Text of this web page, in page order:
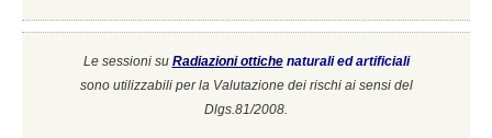
Le sessioni su Radiazioni ottiche naturali ed artificiali
sono utilizzabili per la Valutazione dei rischi ai sensi del
Dlgs.81/2008.